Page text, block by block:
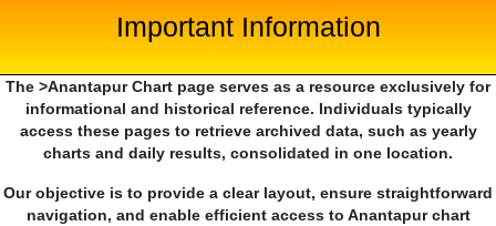
Important Information
The >Anantapur Chart page serves as a resource exclusively for
informational and historical reference. Individuals typically
access these pages to retrieve archived data, such as yearly
charts and daily results, consolidated in one location.
Our objective is to provide a clear layout, ensure straightforward
navigation, and enable efficient access to Anantapur chart